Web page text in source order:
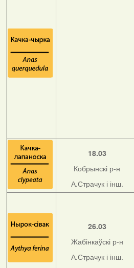
18.03
Кобрынскі р-н
А.Страчук і інш.
26.03
Жабінкаўскі р-н
А.Страчук і інш.